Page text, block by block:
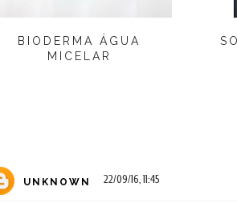
BIODERMA ÁGUA
MICELAR
UNKNOWN 22/09/16, 11:45